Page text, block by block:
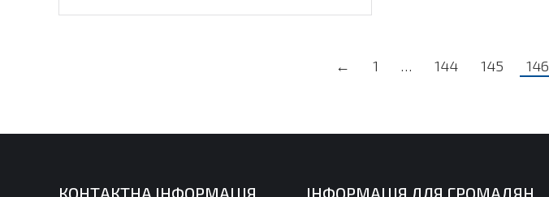
← 1 … 144 145 146
КОНТАКТНА ІНФОРМАЦІЯ ІНФОРМАЦІЯ ДЛЯ ГРОМАДЯН